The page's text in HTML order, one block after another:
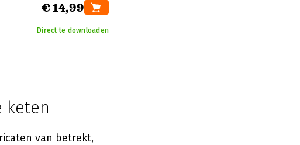
€ 14,99
Direct te downloaden
keten
van betrekt,